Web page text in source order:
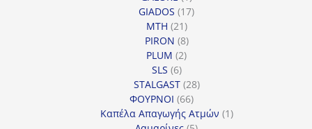
προϊόν
GIADOS 1717
MTH 2121
προϊόντα
PIRON 88
προϊόντα
PLUM 22
SLS 66
προϊόντα
STALGAST 2828
ΦΟΥΡΝΟΙ 6666
προϊόντα
Καπέλα Απαγωγής Ατμών 11